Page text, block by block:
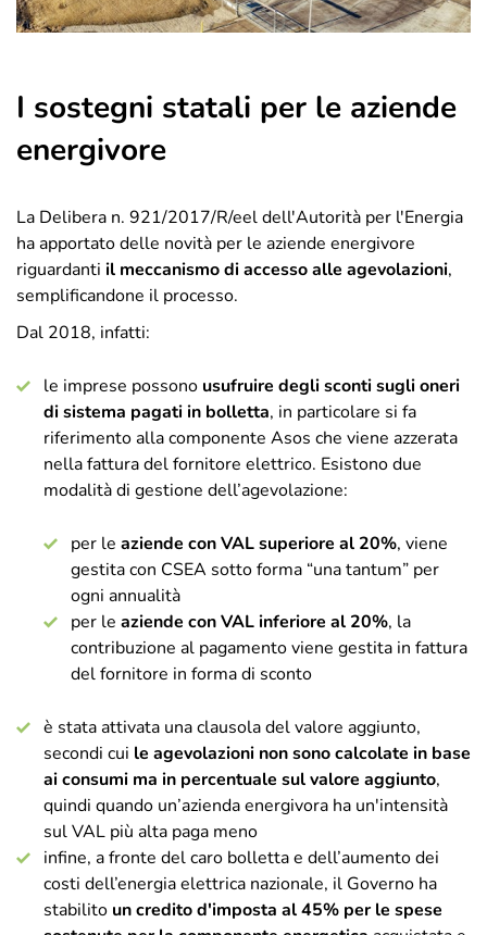
I sostegni statali per le aziende
energivore
La Delibera n. 921/2017/R/eel dell'Autorità per l'Energia
ha apportato delle novità per le aziende energivore
riguardanti il meccanismo di accesso alle agevolazioni,
semplificandone il processo.
Dal 2018, infatti:
le imprese possono usufruire degli sconti sugli oneri
di sistema pagati in bolletta, in particolare si fa
riferimento alla componente Asos che viene azzerata
nella fattura del fornitore elettrico. Esistono due
modalità di gestione dell’agevolazione:
per le aziende con VAL superiore al 20%, viene
gestita con CSEA sotto forma “una tantum” per
ogni annualità
per le aziende con VAL inferiore al 20%, la
contribuzione al pagamento viene gestita in fattura
del fornitore in forma di sconto
è stata attivata una clausola del valore aggiunto,
secondi cui le agevolazioni non sono calcolate in base
ai consumi ma in percentuale sul valore aggiunto,
quindi quando un’azienda energivora ha un'intensità
sul VAL più alta paga meno
infine, a fronte del caro bolletta e dell’aumento dei
costi dell’energia elettrica nazionale, il Governo ha
stabilito un credito d'imposta al 45% per le spese